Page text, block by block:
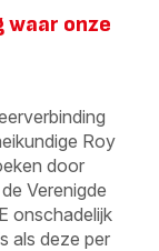
waar onze
Roy
door
Verenigde
onschadelijk
als deze per